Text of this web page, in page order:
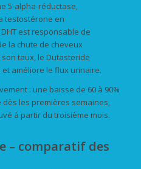
5-alpha-réductase,
testostérone en
est responsable de
la chute de cheveux
taux, le Dutasteride
améliore le flux urinaire.
: une baisse de 60 à 90%
dès les premières semaines,
à partir du troisième mois.
– comparatif des